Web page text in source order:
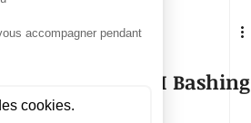
La team FoxRH
2020 : La fin du RH Bashing